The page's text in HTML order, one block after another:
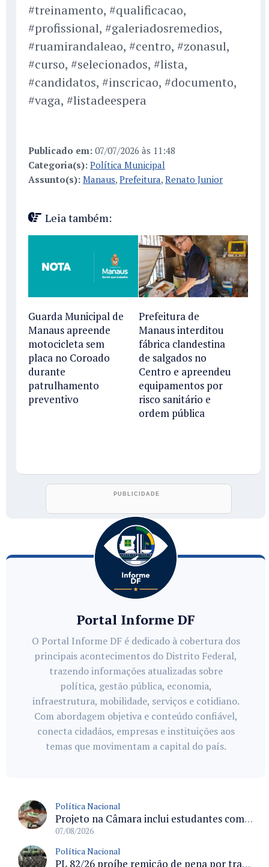
#treinamento, #qualificacao,
#profissional, #galeriadosremedios,
#ruamirandaleao, #centro, #zonasul,
#curso, #selecionados, #lista,
#candidatos, #inscricao, #documento,
#vaga, #listadeespera
Publicado em: 07/07/2026 às 11:48
Categoria(s): Política Municipal
Assunto(s): Manaus, Prefeitura, Renato Junior
Leia também:
Guarda Municipal de
Manaus apreende
motocicleta sem
placa no Coroado
durante
patrulhamento
preventivo
Prefeitura de
Manaus interditou
fábrica clandestina
de salgados no
Centro e apreendeu
equipamentos por
risco sanitário e
ordem pública
Portal Informe DF
O Portal Informe DF é dedicado à cobertura dos
principais acontecimentos do Distrito Federal,
trazendo informações atualizadas sobre
política, gestão pública, economia,
infraestrutura, mobilidade, serviços e cotidiano.
Com abordagem objetiva e conteúdo confiável,
conecta cidadãos, empresas e instituições aos
temas que movimentam a capital do país.
Política Nacional
Projeto na Câmara inclui estudantes com deficiência no regime escolar especial da LDB e estabelece critérios para frequência
07/08/2026
Política Nacional
PL 82/26 proíbe remição de pena por trabalho em funções militares para condenados por crimes contra o Estado Democrático de Direito